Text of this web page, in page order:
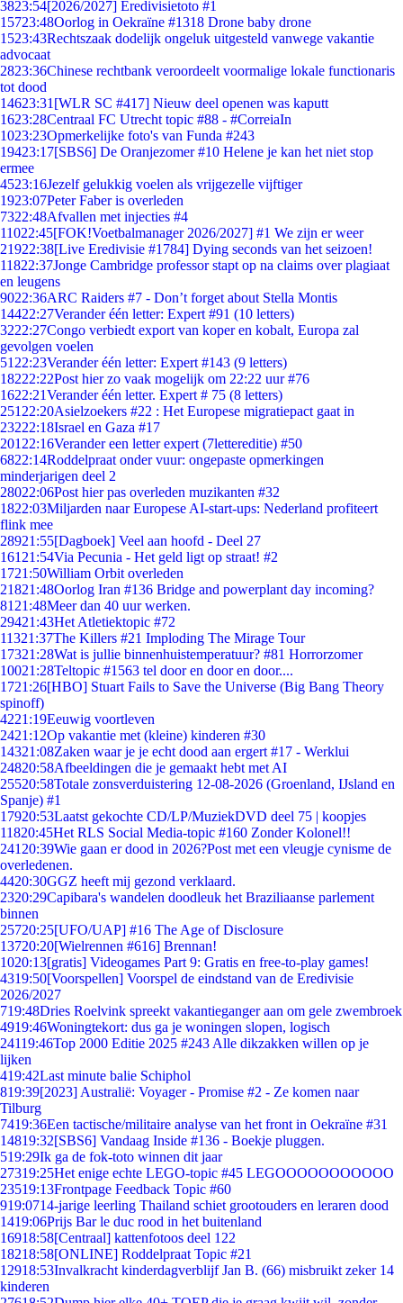
3823:54[2026/2027] Eredivisietoto #1
15723:48Oorlog in Oekraïne #1318 Drone baby drone
1523:43Rechtszaak dodelijk ongeluk uitgesteld vanwege vakantie
advocaat
2823:36Chinese rechtbank veroordeelt voormalige lokale functionaris
tot dood
14623:31 [WLR SC #417] Nieuw deel openen was kaputt
1623:28Centraal FC Utrecht topic #88 - #CorreiaIn
1023:23Opmerkelijke foto's van Funda #243
19423:17[SBS6] De Oranjezomer #10 Helene je kan het niet stop
ermee
4523:16Jezelf gelukkig voelen als vrijgezelle vijftiger
1923:07Peter Faber is overleden
7322:48Afvallen met injecties #4
11022:45[FOK!Voetbalmanager 2026/2027] #1 We zijn er weer
21922:38[Live Eredivisie #1784] Dying seconds van het seizoen!
11822:37Jonge Cambridge professor stapt op na claims over plagiaat
en leugens
9022:36ARC Raiders #7 - Don’t forget about Stella Montis
14422:27Verander één letter: Expert #91 (10 letters)
3222:27Congo verbiedt export van koper en kobalt, Europa zal
gevolgen voelen
51 22:23Verander één letter: Expert #143 (9 letters)
18222:22Post hier zo vaak mogelijk om 22:22 uur #76
1622:21Verander één letter. Expert # 75 (8 letters)
251 22:20Asielzoekers #22 : Het Europese migratiepact gaat in
23222:18Israel en Gaza #17
201 22:16Verander een letter expert (7lettereditie) #50
6822:14Roddelpraat onder vuur: ongepaste opmerkingen
minderjarigen deel 2
28022:06Post hier pas overleden muzikanten #32
1822:03Miljarden naar Europese AI-start-ups: Nederland profiteert
flink mee
28921:55[Dagboek] Veel aan hoofd - Deel 27
161 21:54Via Pecunia - Het geld ligt op straat! #2
1721:50William Orbit overleden
21821:48Oorlog Iran #136 Bridge and powerplant day incoming?
81 21:48Meer dan 40 uur werken.
29421:43Het Atletiektopic #72
11321:37The Killers #21 Imploding The Mirage Tour
17321:28Wat is jullie binnenhuistemperatuur? #81 Horrorzomer
10021:28Teltopic #1563 tel door en door en door....
1721:26[HBO] Stuart Fails to Save the Universe (Big Bang Theory
spinoff)
4221:19Eeuwig voortleven
2421:12Op vakantie met (kleine) kinderen #30
14321:08Zaken waar je je echt dood aan ergert #17 - Werklui
24820:58Afbeeldingen die je gemaakt hebt met AI
25520:58Totale zonsverduistering 12-08-2026 (Groenland, IJsland en
Spanje) #1
17920:53Laatst gekochte CD/LP/MuziekDVD deel 75 | koopjes
11820:45Het RLS Social Media-topic #160 Zonder Kolonel!!
241 20:39Wie gaan er dood in 2026?Post met een vleugje cynisme de
overledenen.
4420:30GGZ heeft mij gezond verklaard.
2320:29Capibara's wandelen doodleuk het Braziliaanse parlement
binnen
25720:25[UFO/UAP] #16 The Age of Disclosure
13720:20[Wielrennen #616] Brennan!
1020:13[gratis] Videogames Part 9: Gratis en free-to-play games!
4319:50[Voorspellen] Voorspel de eindstand van de Eredivisie
2026/2027
719:48Dries Roelvink spreekt vakantieganger aan om gele zwembroek
4919:46Woningtekort: dus ga je woningen slopen, logisch
24119:46Top 2000 Editie 2025 #243 Alle dikzakken willen op je
lijken
419:42Last minute balie Schiphol
819:39[2023] Australië: Voyager - Promise #2 - Ze komen naar
Tilburg
7419:36Een tactische/militaire analyse van het front in Oekraïne #31
14819:32[SBS6] Vandaag Inside #136 - Boekje pluggen.
519:29Ik ga de fok-toto winnen dit jaar
27319:25Het enige echte LEGO-topic #45 LEGOOOOOOOOOOO
23519:13Frontpage Feedback Topic #60
919:0714-jarige leerling Thailand schiet grootouders en leraren dood
1419:06Prijs Bar le duc rood in het buitenland
16918:58[Centraal] kattenfotoos deel 122
18218:58[ONLINE] Roddelpraat Topic #21
12918:53Invalkracht kinderdagverblijf Jan B. (66) misbruikt zeker 14
kinderen